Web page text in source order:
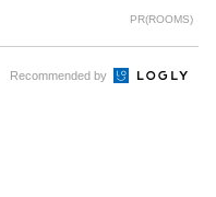
PR(ROOMS)
Recommended by